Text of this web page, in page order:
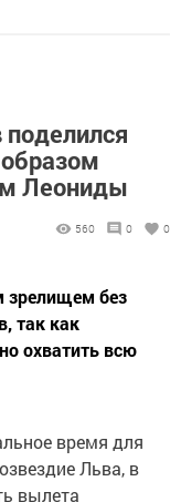
Леониды
560 0 0
зрелищем без
так как
охватить всю
время для
Льва, в
вылета